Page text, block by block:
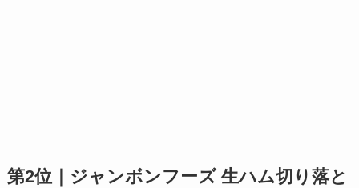
第2位｜ジャンボンフーズ 生ハム切り落と